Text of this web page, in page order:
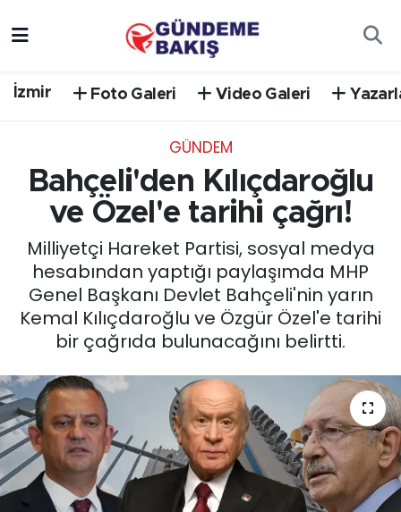
İzmir Foto Galeri Video Galeri
GÜNDEM
Bahçeli'den Kılıçdaroğlu
ve Özel'e tarihi çağrı!
Milliyetçi Hareket Partisi, sosyal medya
hesabından yaptığı paylaşımda MHP
Genel Başkanı Devlet Bahçeli'nin yarın
Kemal Kılıçdaroğlu ve Özgür Özel'e tarihi
bir çağrıda bulunacağını belirtti.
EGE
EĞİTİM
EKONOMİ
English News
GÜNCEL
KÜLTÜR SANAT
MAGAZİN
Süper Lig Puan Durumu ve Fikstür
Tüm Manşetler
Son Dakika Haberleri
Haber Arşivi